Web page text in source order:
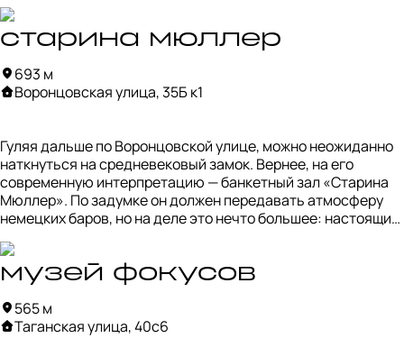
Главное — помнить, что вы не в бежевой кафешке на
Чистых прудах. Мы, например, заказали блины со сметаной
и сгущёнкой, наивно ожидая, что добавки принесут в
отдельных соусниках. В итоге получили блины с миксом из
сметаны и сгущёнки. Вкус, конечно, на любителя, но где бы
старина мюллер
693 м
Воронцовская улица, 35Б к1
Гуляя дальше по Воронцовской улице, можно неожиданно
наткнуться на средневековый замок. Вернее, на его
современную интерпретацию — банкетный зал «Старина
Мюллер». По задумке он должен передавать атмосферу
немецких баров, но на деле это нечто большее: настоящий
заповедник постсоветского китча.
Помпезные люстры, статуи в псевдосредневековом стиле,
доспехи с мечами на стенах, бархатные скатерти — чистое
воплощение формулы «дорого-богато». В меню тоже
полное раздолье: шашлык, бургеры, немецкие сосиски,
музей фокусов
565 м
Таганская улица, 40с6